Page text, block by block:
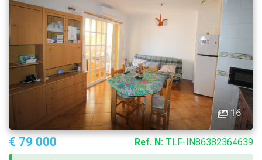
16
€ 79 000 Ref. N: TLF-IN86382364639